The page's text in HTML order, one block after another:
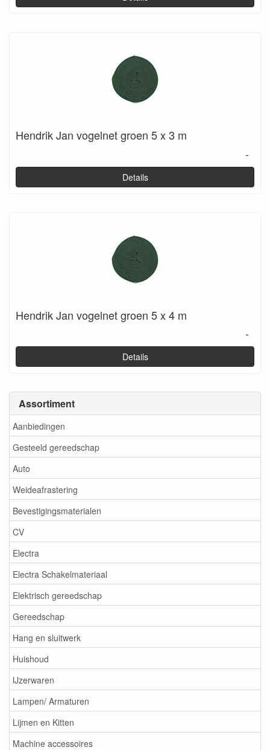
Assortiment
Aanbiedingen
Gesteeld gereedschap
Auto
Weideafrastering
Bevestigingsmaterialen
CV
Electra
Electra Schakelmateriaal
Elektrisch gereedschap
Gereedschap
Hang en sluitwerk
Huishoud
IJzerwaren
Lampen/ Armaturen
Lijmen en Kitten
Machine accessoires
Hendrik Jan vogelnet groen 5 x 3 m
-
Details
Hendrik Jan vogelnet groen 5 x 4 m
-
Details